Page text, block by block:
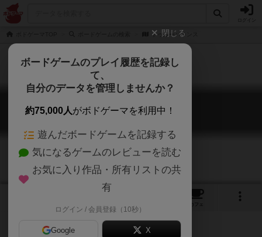
トゥルーバランス
トゥルーバランス
True Balance
カフェ
閉じる
ボードゲームのプレイ履歴を記録し
て、
自分のデータを管理しませんか？
約75,000人がボドゲーマを利用中！
遊んだボードゲームを記録する
気になるゲームのレビューを読む
お気に入り作品・所有リストの共
有
ログイン / 会員登録（10秒）
Google X